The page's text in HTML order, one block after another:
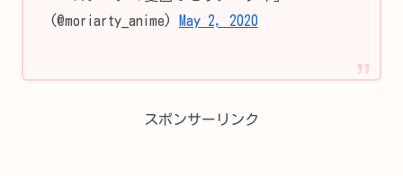
(@moriarty_anime) May 2, 2020
スポンサーリンク